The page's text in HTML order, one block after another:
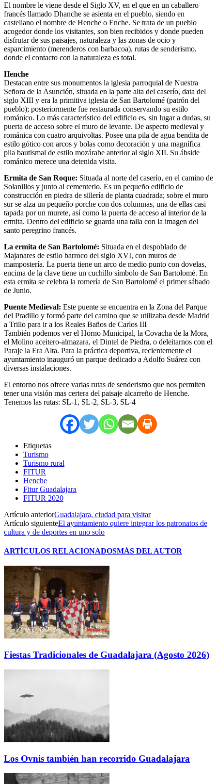
El nombre le viene desde el Siglo XV, en el que en un caballero
francés llamado Dhanche se asienta en el pueblo, siendo en
castellano el nombre de Henche o Enche. Se trata de un pueblo
acogedor donde los visitantes, son bien recibidos y donde pueden
disfrutar de sus paisajes, naturaleza y las zonas de ocio y
esparcimiento (merenderos con barbacoa), rutas de senderismo,
donde el contacto con la naturaleza es total.
Henche
Destacan entre sus monumentos la iglesia parroquial de Nuestra
Señora de la Asunción, situada en la parte alta del caserío, data del
siglo XIII y era la primitiva iglesia de San Bartolomé (patrón del
pueblo); posteriormente fue restaurada conservando su estilo
románico. Lo más característico del edificio es, sin lugar a dudas, su
puerta de acceso sobre el muro de levante. De aspecto medieval y
románica con cuatro arquivoltas. Posee una pila de agua bendita de
estilo gótico con arcos y bolas como decoración y una magnífica
pila bautismal de estilo mozárabe anterior al siglo XII. Su ábside
románico merece una detenida visita.
Ermita de San Roque: Situada al norte del caserío, en el camino de
Solanillos y junto al cementerio. Es un pequeño edificio de
construcción en piedra de sillería de planta cuadrada; sobre el muro
sur se alza un pequeño porche con dos columnas, una de ellas casi
tapada por un murete, así como la puerta de acceso al interior de la
ermita. Dentro del edificio se guarda una talla con la imagen del
santo peregrino francés.
La ermita de San Bartolomé: Situada en el despoblado de
Majanares de estilo barroco del siglo XVI, con muros de
mampostería. La puerta tiene un arco de medio punto con dovelas,
encima de la clave tiene un cuchillo símbolo de San Bartolomé. En
esta ermita se celebra la romería de San Bartolomé el primer sábado
de Junio.
Puente Medieval: Este puente se encuentra en la Zona del Parque
del Pradillo y formó parte del camino que se utilizaba desde Madrid
a Trillo para ir a los Reales Baños de Carlos III
También podemos ver el Horno Municipal, la Covacha de la Mora,
el Molino aceitero-almazara, el Dintel de Piedra, o deleitarnos con el
Paraje la Era Alta. Para la práctica deportiva, recientemente el
ayuntamiento inauguró un parque dedicado a Adolfo Suárez con
diversas instalaciones.
El entorno nos ofrece varias rutas de senderismo que nos permiten
tener una visión mas certera del paisaje alcarreño de Henche.
Tenemos las rutas: SL-1, SL-2, SL-3, SL-4
Etiquetas
Turismo
Turismo rural
FITUR
Henche
Fitur Guadalajara
FITUR 2020
Artículo anteriorGuadalajara, ciudad para visitar
Artículo siguienteEl ayuntamiento quiere integrar los patronatos de
cultura y de deportes en uno solo
ARTÍCULOS RELACIONADOSMÁS DEL AUTOR
Fiestas Tradicionales de Guadalajara (Agosto 2026)
Los Ovnis también han recorrido Guadalajara